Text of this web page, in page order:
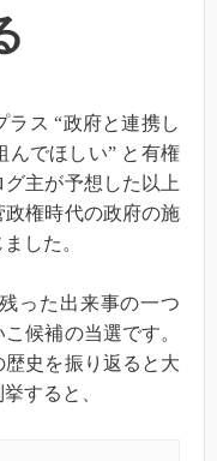
ラス “政府と連携し
んでほしい” と有権
主が予想した以上
権時代の政府の施
した。
った出来事の一つ
候補の当選です。
史を振り返ると大
すると、